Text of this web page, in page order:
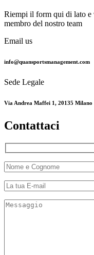
Riempi il form qui di lato e
membro del nostro team
Email us
info@quansportsmanagement.com
Sede Legale
Via Andrea Maffei 1, 20135 Milano
Contattaci